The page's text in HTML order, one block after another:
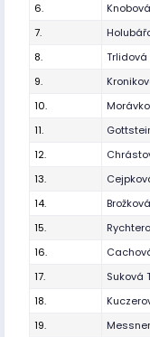
6.
7.
8.
9.
10.
11.
12.
13.
14.
15.
16.
17.
Suková
18.
19.